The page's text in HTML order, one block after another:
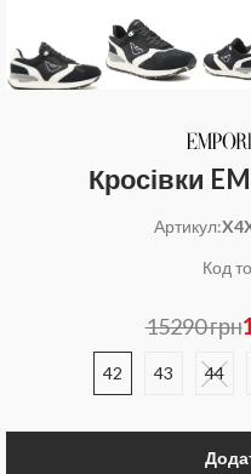
Кросівки
Артикул:
Код
15290 грн
42 43 44